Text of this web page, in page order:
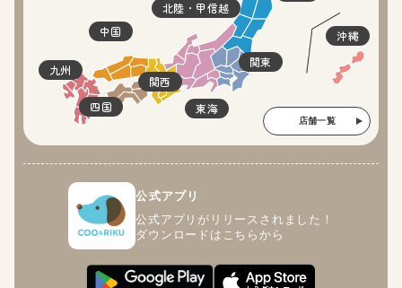
関東
北陸・甲信越
東海
関西
四国
中国
九州
沖縄
店舗一覧
公式アプリ
公式アプリがリリースされました！
ダウンロードはこちらから